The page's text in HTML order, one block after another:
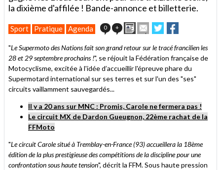
la dixième d'affilée ! Bande-annonce et billetterie.
Sport Pratique Agenda 0 + ImprimerEnvoyer
cet
à
un
ami
Partager
sur
sur
"Le Supermoto des Nations fait son grand retour sur le tracé francilien les
28 et 29 septembre prochains !", se réjouit la Fédération française de
Motocyclisme, excitée à l'idée d’accueillir l'épreuve phare du
Supermotard international sur ses terres et sur l'un des "ses"
circuits vaillamment sauvegardés...
Il y a 20 ans sur MNC : Promis, Carole ne fermera pas !
Le circuit MX de Dardon Gueugnon, 22ème rachat de la
FFMoto
"Le circuit Carole situé à Tremblay-en-France (93) accueillera la 18ème
édition de la plus prestigieuse des compétitions de la discipline pour une
confrontation sous haute tension", décrit la FFM. Sous haute pression